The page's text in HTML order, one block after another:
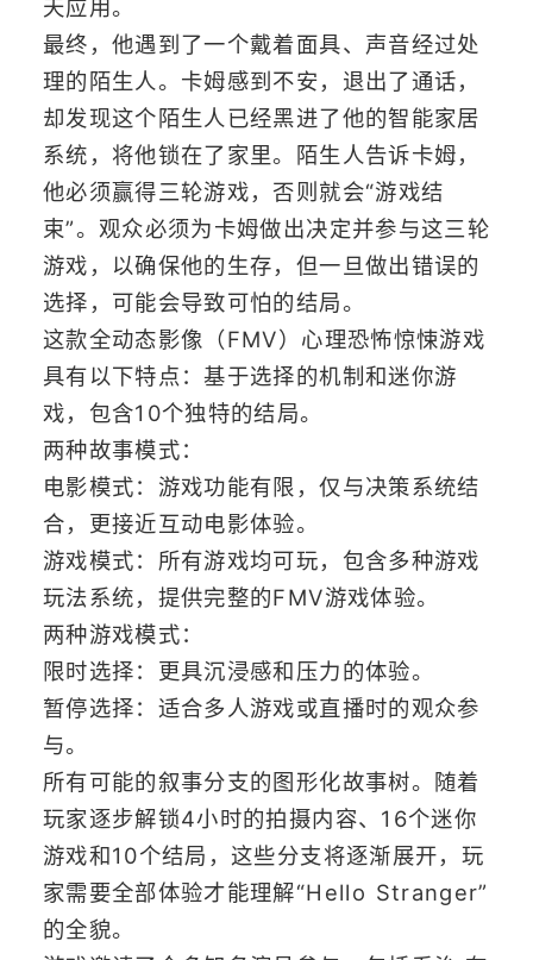
天应用。
最终，他遇到了一个戴着面具、声音经过处
理的陌生人。卡姆感到不安，退出了通话，
却发现这个陌生人已经黑进了他的智能家居
系统，将他锁在了家里。陌生人告诉卡姆，
他必须赢得三轮游戏，否则就会“游戏结
束”。观众必须为卡姆做出决定并参与这三轮
游戏，以确保他的生存，但一旦做出错误的
选择，可能会导致可怕的结局。
这款全动态影像（FMV）心理恐怖惊悚游戏
具有以下特点：基于选择的机制和迷你游
戏，包含10个独特的结局。
两种故事模式：
电影模式：游戏功能有限，仅与决策系统结
合，更接近互动电影体验。
游戏模式：所有游戏均可玩，包含多种游戏
玩法系统，提供完整的FMV游戏体验。
两种游戏模式：
限时选择：更具沉浸感和压力的体验。
暂停选择：适合多人游戏或直播时的观众参
与。
所有可能的叙事分支的图形化故事树。随着
玩家逐步解锁4小时的拍摄内容、16个迷你
游戏和10个结局，这些分支将逐渐展开，玩
家需要全部体验才能理解“Hello Stranger”
的全貌。